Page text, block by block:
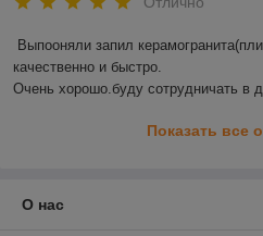
Выпооняли запил
качественно и быстро.
Очень хорошо.буду сотрудничать в
Показать все
О нас